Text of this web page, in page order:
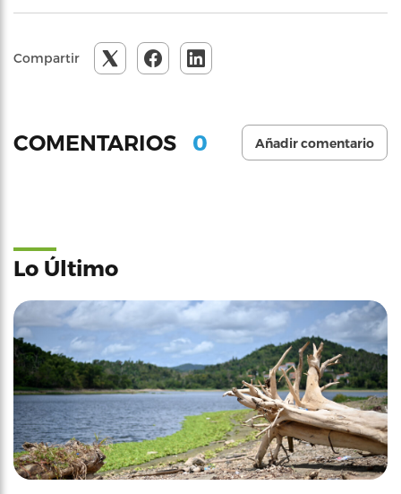
Compartir
COMENTARIOS 0 Añadir comentario
Lo Último